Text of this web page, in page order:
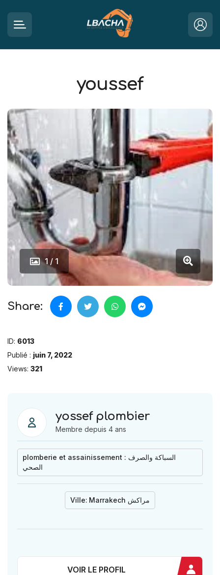
youssef
1 / 1
Share:
ID: 6013
Publié : juin 7, 2022
Views: 321
yossef plombier
Membre depuis 4 ans
plomberie et assainissement : السباكة والصرف
الصحي
Ville: Marrakech مراكش
VOIR LE PROFIL